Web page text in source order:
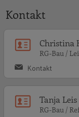
Kontakt
Christina
RG-Bau /
Kontakt
Tanja Leis
RG-Bau /